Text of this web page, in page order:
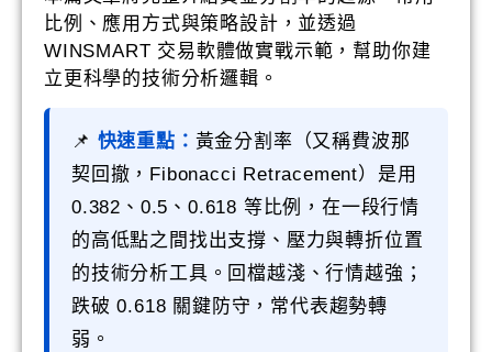
比例、應用方式與策略設計，並透過
WINSMART 交易軟體做實戰示範，幫助你建
立更科學的技術分析邏輯。
📌 快速重點： 黃金分割率（又稱費波那
契回撤，Fibonacci Retracement）是用
0.382、0.5、0.618 等比例，在一段行情
的高低點之間找出支撐、壓力與轉折位置
的技術分析工具。回檔越淺、行情越強；
跌破 0.618 關鍵防守，常代表趨勢轉
弱。